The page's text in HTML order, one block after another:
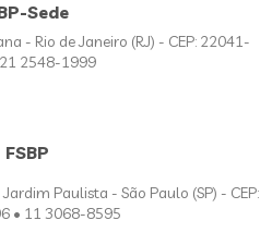
Sede
- Rio de Janeiro (RJ) - CEP: 22041-
2548-1999
FSBP
Paulista - São Paulo (SP) - CEP:
• 11 3068-8595